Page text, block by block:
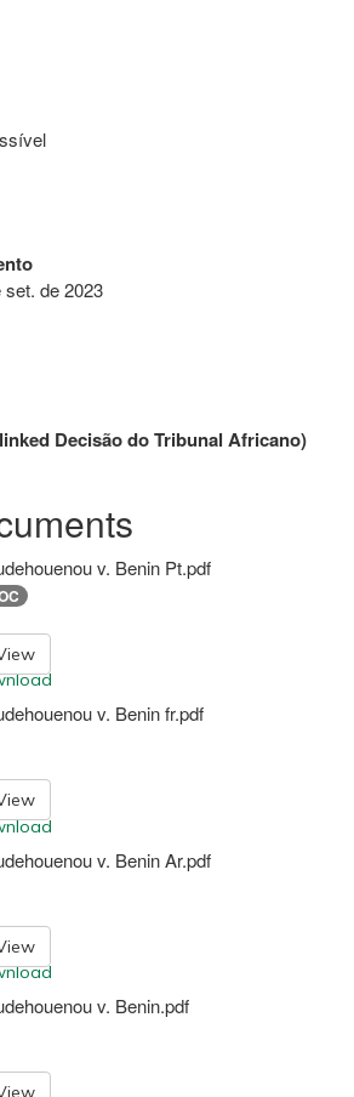
set. de 2023
linked Decisão do Tribunal Africano)
v. Benin Pt.pdf
v. Benin fr.pdf
v. Benin Ar.pdf
v. Benin.pdf